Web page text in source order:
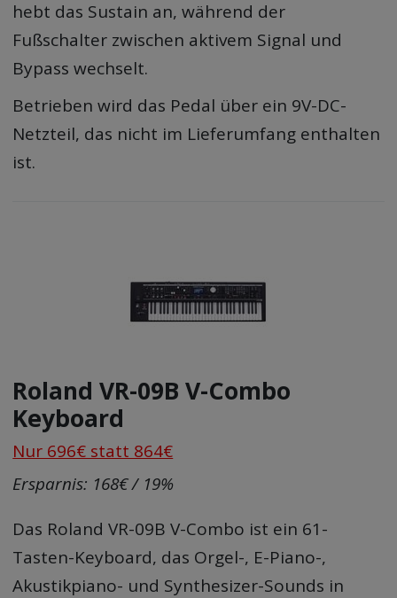
hebt das Sustain an, während der
Fußschalter zwischen aktivem Signal und
Bypass wechselt.
Betrieben wird das Pedal über ein 9V-DC-
Netzteil, das nicht im Lieferumfang enthalten
ist.
Roland VR-09B V-Combo
Keyboard
Nur 696€ statt 864€
Ersparnis: 168€ / 19%
Das Roland VR-09B V-Combo ist ein 61-
Tasten-Keyboard, das Orgel-, E-Piano-,
Akustikpiano- und Synthesizer-Sounds in